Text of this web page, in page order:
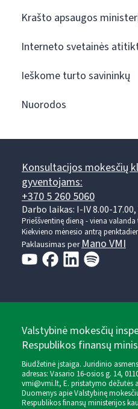
Krašto apsaugos
Interneto svetainės
Ieškome turto savininkų
Nuorodos
Konsultacijos mokesčių
gyventojams:
+370 5 260 5060
Darbo laikas: I-IV 8.00-17.00,
Prieššventinę dieną - viena
Kiekvieno mėnesio antrą
Paklausimas perMano VMI
Valstybinė mokesčių
Respublikos finansų
Biudžetinė įstaiga. Juridinio
adresas: Vasario 16-osios g. 14,
vmi@vmi.lt, E. pristatymo dėžutės
Duomenys apie Valstybinę
Respublikos finansų ministerijos